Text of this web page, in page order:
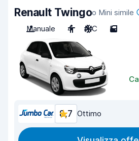
Renault Twingoo Mini simile
Manuale
4 A/C 5
8,7 Ottimo